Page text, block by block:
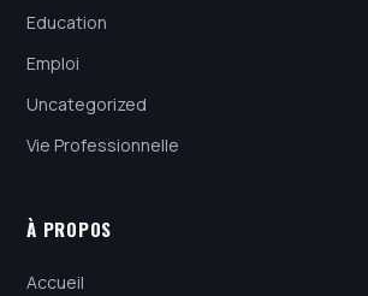
Education
Emploi
Uncategorized
Vie Professionnelle
À PROPOS
Accueil